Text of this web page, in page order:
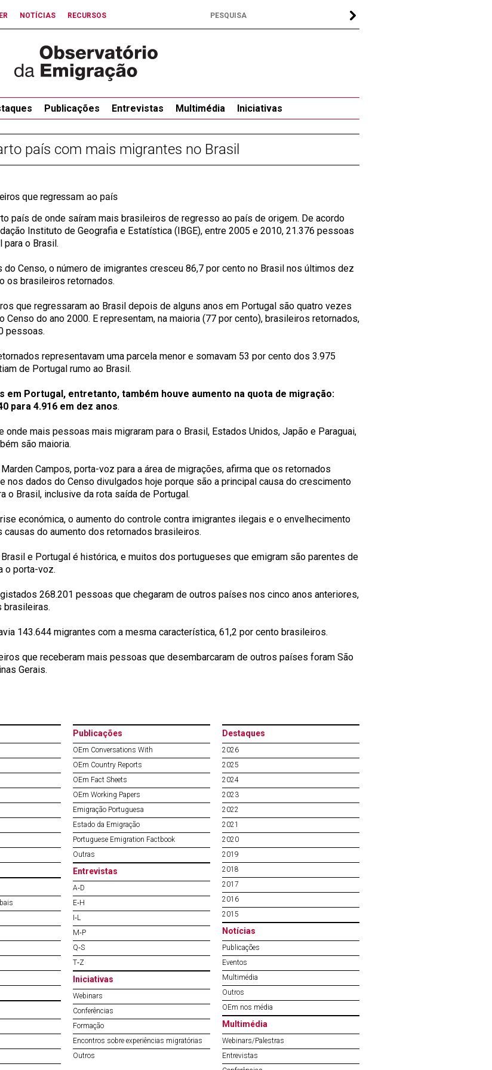
NOTÍCIAS RECURSOS
Publicações Entrevistas Multimédia Iniciativas
país com mais migrantes no Brasil
que regressam ao país
país de onde saíram mais brasileiros de regresso ao país de origem. De acordo
Instituto de Geografia e Estatística (IBGE), entre 2005 e 2010, 21.376 pessoas
para o Brasil.
do Censo, o número de imigrantes cresceu 86,7 por cento no Brasil nos últimos dez
os brasileiros retornados.
que regressaram ao Brasil depois de alguns anos em Portugal são quatro vezes
Censo do ano 2000. E representam, na maioria (77 por cento), brasileiros retornados,
pessoas.
representavam uma parcela menor e somavam 53 por cento dos 3.975
de Portugal rumo ao Brasil.
em Portugal, entretanto, também houve aumento na quota de migração:
para 4.916 em dez anos.
onde mais pessoas mais migraram para o Brasil, Estados Unidos, Japão e Paraguai,
são maioria.
Campos, porta-voz para a área de migrações, afirma que os retornados
nos dados do Censo divulgados hoje porque são a principal causa do crescimento
o Brasil, inclusive da rota saída de Portugal.
económica, o aumento do controle contra imigrantes ilegais e o envelhecimento
causas do aumento dos retornados brasileiros.
e Portugal é histórica, e muitos dos portugueses que emigram são parentes de
o porta-voz.
268.201 pessoas que chegaram de outros países nos cinco anos anteriores,
brasileiras.
143.644 migrantes com a mesma característica, 61,2 por cento brasileiros.
que receberam mais pessoas que desembarcaram de outros países foram São
Gerais.
Publicações
OEm Conversations With
OEm Country Reports
OEm Fact Sheets
OEm Working Papers
Emigração Portuguesa
Estado da Emigração
Portuguese Emigration Factbook
Outras
Entrevistas
A‐D
E‐H
I‐L
M‐P
Q‐S
T‐Z
Iniciativas
Webinars
Conferências
Formação
Encontros sobre experiências migratórias
Outros
Destaques
2026
2025
2024
2023
2022
2021
2020
2019
2018
2017
2016
2015
Notícias
Publicações
Eventos
Multimédia
Outros
OEm nos média
Multimédia
Webinars/Palestras
Entrevistas